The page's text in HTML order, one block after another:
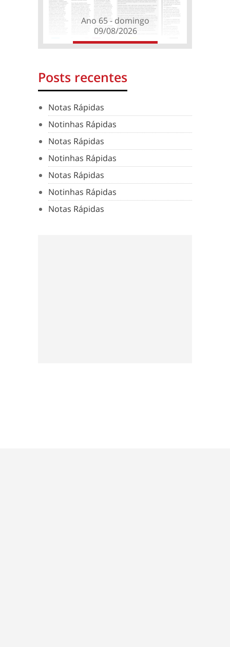
Ano 65 - domingo
09/08/2026
Posts recentes
Notas Rápidas
Notinhas Rápidas
Notas Rápidas
Notinhas Rápidas
Notas Rápidas
Notinhas Rápidas
Notas Rápidas